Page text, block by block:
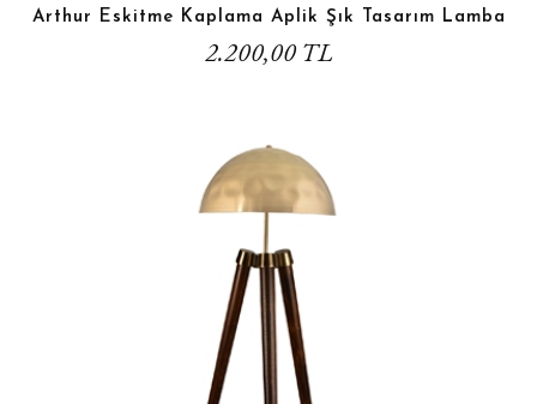
Arthur Eskitme Kaplama Aplik Şık Tasarım Lamba
2.200,00 TL